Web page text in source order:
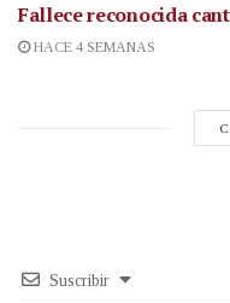
Fallece reconocida
HACE 4 SEMANAS
Suscribir